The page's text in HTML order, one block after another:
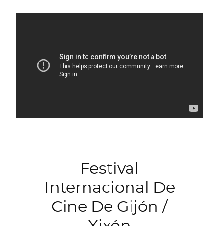
Festival
Internacional De
Cine De Gijón /